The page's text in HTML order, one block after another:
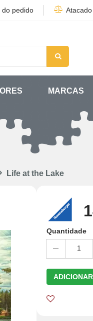
do pedido Atacado
MARCAS
Life at the Lake
Quantidade
1